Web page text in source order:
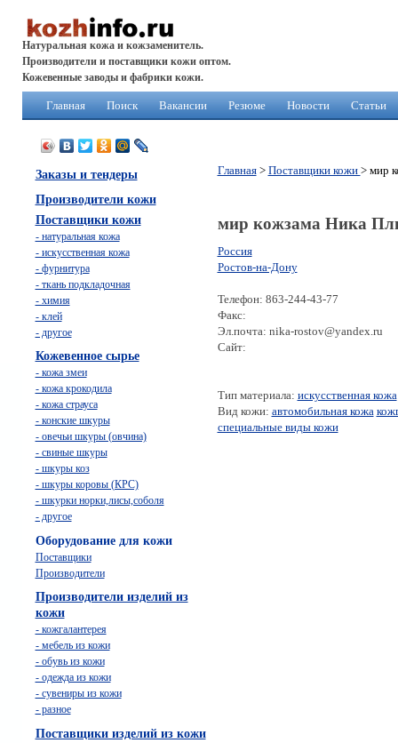
Натуральная кожа и кожзаменитель.
Производители и поставщики кожи оптом.
Кожевенные заводы и фабрики кожи.
Главная Поиск Вакансии Резюме Новости Статьи
Главная> Поставщики кожи > мир
мир кожзама Ника
Россия
Ростов-на-Дону
Телефон: 863-244-43-77
Факс:
Эл.почта: nika-rostov@yandex.ru
Сайт:
Тип материала: искусственная кожа
Вид кожи: автомобильная кожа
специальные виды кожи
Заказы и тендеры
Производители кожи
Поставщики кожи
- натуральная кожа
- искусственная кожа
- фурнитура
- ткань подкладочная
- химия
- клей
- другое
Кожевенное сырье
- кожа змеи
- кожа крокодила
- кожа страуса
- конские шкуры
- овечьи шкуры (овчина)
- свиные шкуры
- шкуры коз
- шкуры коровы (КРС)
- шкурки норки,лисы,соболя
- другое
Оборудование для кожи
Поставщики
Производители
Производители изделий из
кожи
- кожгалантерея
- мебель из кожи
- обувь из кожи
- одежда из кожи
- сувениры из кожи
- разное
Поставщики изделий из кожи